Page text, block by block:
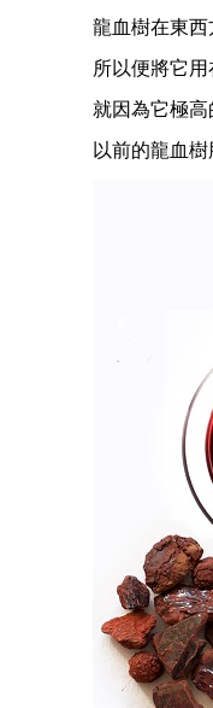
龍血樹在東
所以便將它
就因為它極
以前的龍血